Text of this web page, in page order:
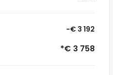
-€ 3 192
*€ 3 758